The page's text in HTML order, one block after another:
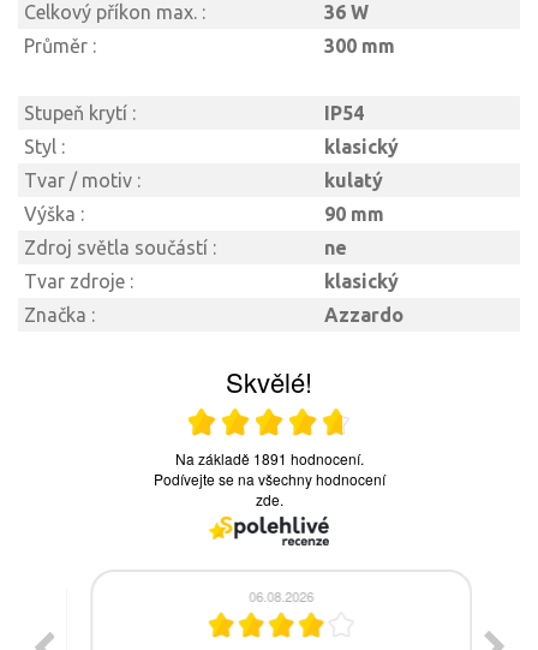
Celkový příkon max. :
36 W
Průměr :
300 mm
Stupeň krytí :
IP54
Styl :
klasický
Tvar / motiv :
kulatý
Výška :
90 mm
Zdroj světla součástí :
ne
Tvar zdroje :
klasický
Značka :
Azzardo